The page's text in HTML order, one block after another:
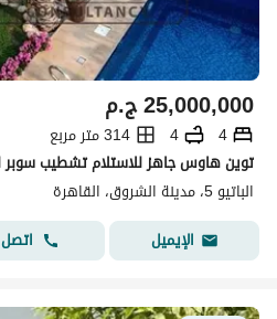
ج.م25,000,000
4
4
314 متر مربع
الباتيو 5، مدينة الشروق، القاهرة
الإيميل
اتصل